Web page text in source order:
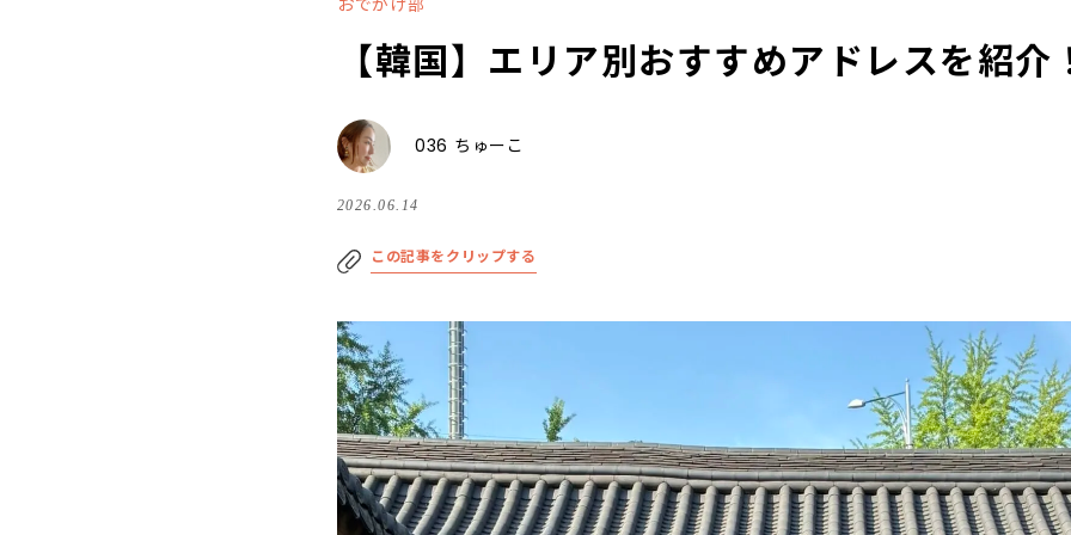
おでかけ部
【韓国】エリア別おすすめアドレスを紹介
036 ちゅーこ
2026.06.14
この記事をクリップする